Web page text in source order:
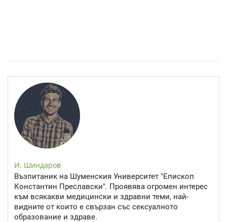
И. Шиндаров
Възпитаник на Шуменския Университет "Епископ
Константин Преславски". Проявява огромен интерес
към всякакви медицински и здравни теми, най-
видните от които е свързан със сексуалното
образование и здраве.